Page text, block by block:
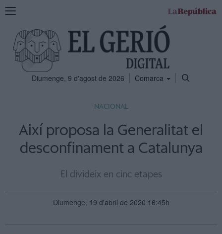
Mostra
navegació
Diumenge, 9 d'agost de 2026 Comarca
NACIONAL
Així proposa la Generalitat el
desconfinament a Catalunya
El divideix en cinc etapes
Diumenge, 19 d'abril de 2020 16:45h